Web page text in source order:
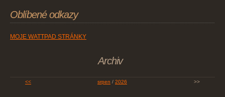
Oblíbené odkazy
MOJE WATTPAD STRÁNKY
Archiv
<< srpen / 2026 >>